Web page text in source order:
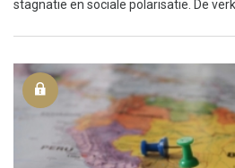
stagnatie en sociale polarisatie. De